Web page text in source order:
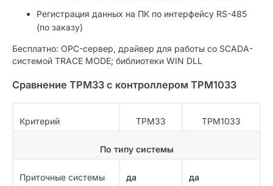
Регистрация данных на ПК по интерфейсу RS-485
(по заказу)
Бесплатно: OPC-сервер, драйвер для работы со SCADA-
системой TRACE MODE; библиотеки WIN DLL
Сравнение ТРМ33 с контроллером ТРМ1033
Критерий ТРМ33 ТРМ1033
По типу системы
Приточные системы да да